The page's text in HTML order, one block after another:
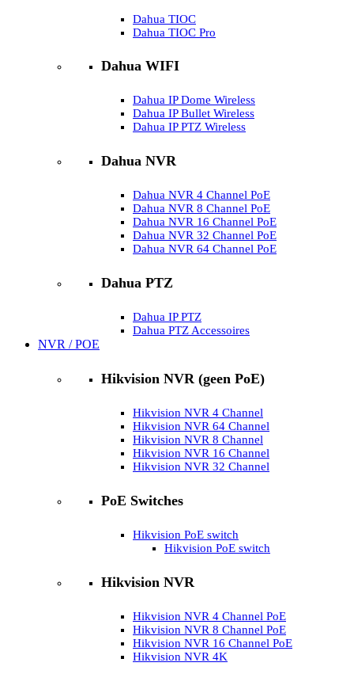
Dahua TIOC
Dahua TIOC Pro
Dahua WIFI
Dahua IP Dome Wireless
Dahua IP Bullet Wireless
Dahua IP PTZ Wireless
Dahua NVR
Dahua NVR 4 Channel PoE
Dahua NVR 8 Channel PoE
Dahua NVR 16 Channel PoE
Dahua NVR 32 Channel PoE
Dahua NVR 64 Channel PoE
Dahua PTZ
Dahua IP PTZ
Dahua PTZ Accessoires
NVR / POE
Hikvision NVR (geen PoE)
Hikvision NVR 4 Channel
Hikvision NVR 64 Channel
Hikvision NVR 8 Channel
Hikvision NVR 16 Channel
Hikvision NVR 32 Channel
PoE Switches
Hikvision PoE switch
Hikvision PoE switch
Hikvision NVR
Hikvision NVR 4 Channel PoE
Hikvision NVR 8 Channel PoE
Hikvision NVR 16 Channel PoE
Hikvision NVR 4K